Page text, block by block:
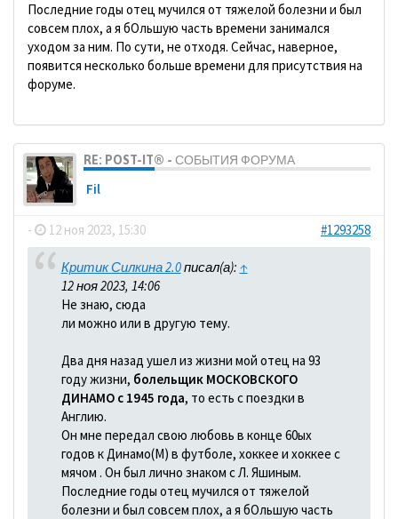
Последние годы отец мучился от тяжелой болезни и был
совсем плох, а я бОльшую часть времени занимался
уходом за ним. По сути, не отходя. Сейчас, наверное,
появится несколько больше времени для присутствия на
форуме.
RE: POST-IT® - СОБЫТИЯ ФОРУМА
Fil
- 12 ноя 2023, 15:30 #1293258
Критик Силкина 2.0писал(а): ↑
12 ноя 2023, 14:06
Не знаю, сюда
ли можно или в другую тему.
Два дня назад ушел из жизни мой отец на 93
году жизни, болельщик МОСКОВСКОГО
ДИНАМО с 1945 года, то есть с поездки в
Англию.
Он мне передал свою любовь в конце 60ых
годов к Динамо(М) в футболе, хоккее и хоккее с
мячом . Он был лично знаком с Л. Яшиным.
Последние годы отец мучился от тяжелой
болезни и был совсем плох, а я бОльшую часть